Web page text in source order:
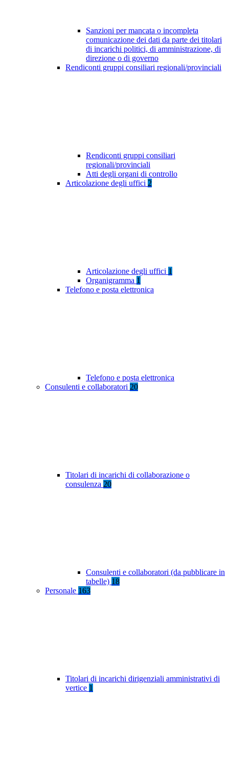
Sanzioni per mancata o incompleta
comunicazione dei dati da parte dei titolari
di incarichi politici, di amministrazione, di
direzione o di governo
Rendiconti gruppi consiliari regionali/provinciali
Rendiconti gruppi consiliari
regionali/provinciali
Atti degli organi di controllo
Articolazione degli uffici 2
Articolazione degli uffici 1
Organigramma 1
Telefono e posta elettronica
Telefono e posta elettronica
Consulenti e collaboratori 20
Titolari di incarichi di collaborazione o
consulenza 20
Consulenti e collaboratori (da pubblicare in
tabelle) 18
Personale 163
Titolari di incarichi dirigenziali amministrativi di
vertice 1